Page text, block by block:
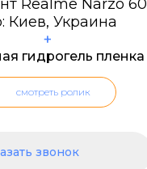
+
гидрогель пленка
смотреть ролик
звонок